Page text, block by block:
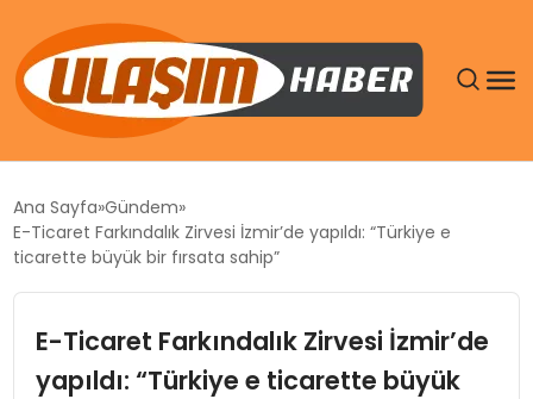
SIYASET
EKONOMI
Ana Sayfa Gündem
E-Ticaret Farkındalık Zirvesi İzmir’de yapıldı: “Türkiye e
ticarette büyük bir fırsata sahip”
E-Ticaret Farkındalık Zirvesi İzmir’de
yapıldı: “Türkiye e ticarette büyük